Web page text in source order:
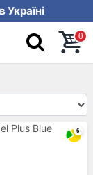
0